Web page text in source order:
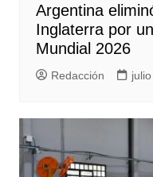
Argentina
Inglaterra por
Mundial 2026
Redacción